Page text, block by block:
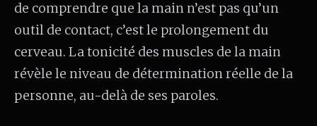
de comprendre que la main n’est pas qu’un
outil de contact, c’est le prolongement du
cerveau. La tonicité des muscles de la main
révèle le niveau de détermination réelle de la
personne, au-delà de ses paroles.